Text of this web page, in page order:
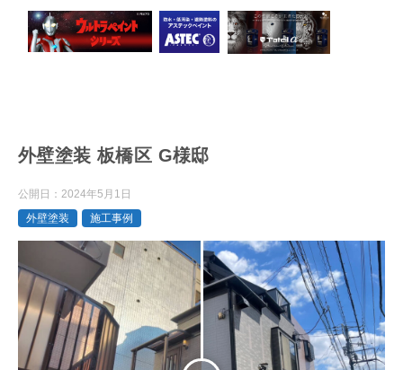
外壁塗装 板橋区 G様邸
公開日： 2024年5月1日
外壁塗装
施工事例